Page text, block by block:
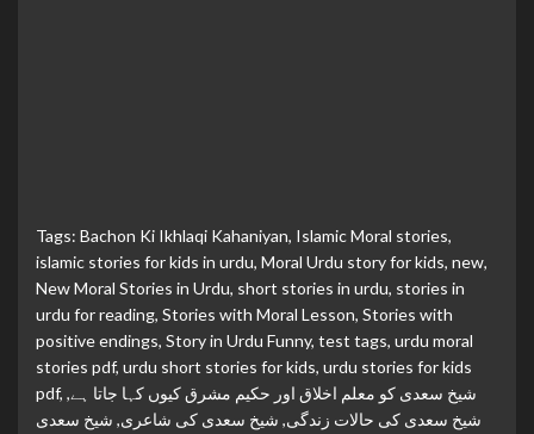
Tags: Bachon Ki Ikhlaqi Kahaniyan, Islamic Moral stories,
islamic stories for kids in urdu, Moral Urdu story for kids, new,
New Moral Stories in Urdu, short stories in urdu, stories in
urdu for reading, Stories with Moral Lesson, Stories with
positive endings, Story in Urdu Funny, test tags, urdu moral
stories pdf, urdu short stories for kids, urdu stories for kids
pdf, شیخ سعدی کو معلم اخلاق اور حکیم مشرق کیوں کہا جاتا ہے,
شیخ سعدی کی حالات زندگی, شیخ سعدی کی شاعری, شیخ سعدی